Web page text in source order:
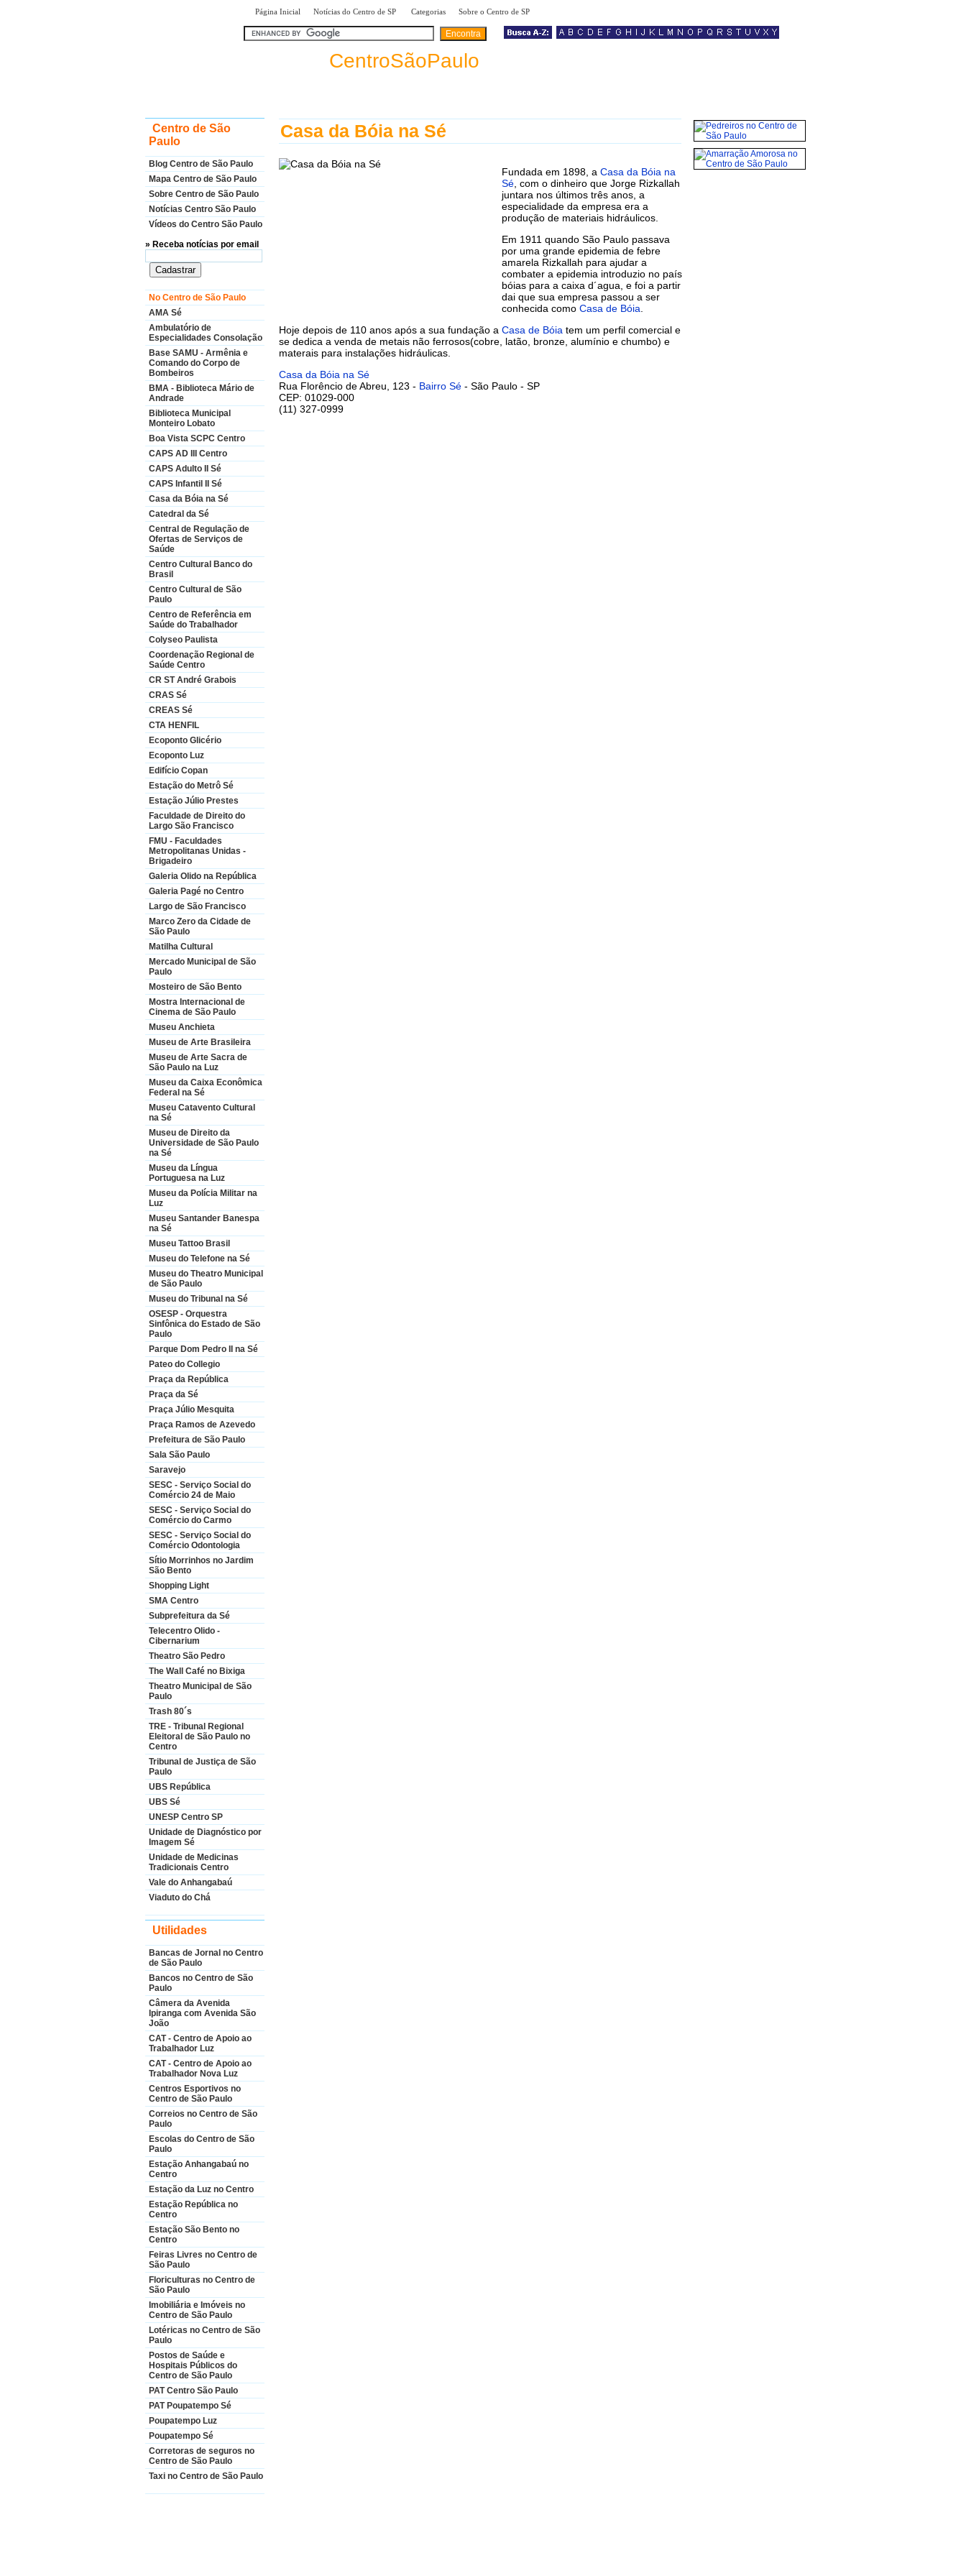
Página Inicial Notícias do Centro de SP Categorias Sobre o Centro de SP
CentroSãoPaulo
Centro de São
Paulo
Blog Centro de São Paulo
Mapa Centro de São Paulo
Sobre Centro de São Paulo
Notícias Centro São Paulo
Vídeos do Centro São Paulo
» Receba notícias por email
No Centro de São Paulo
AMA Sé
Ambulatório de
Especialidades Consolação
Base SAMU - Armênia e
Comando do Corpo de
Bombeiros
BMA - Biblioteca Mário de
Andrade
Biblioteca Municipal
Monteiro Lobato
Boa Vista SCPC Centro
CAPS AD III Centro
CAPS Adulto II Sé
CAPS Infantil II Sé
Casa da Bóia na Sé
Catedral da Sé
Central de Regulação de
Ofertas de Serviços de
Saúde
Centro Cultural Banco do
Brasil
Centro Cultural de São
Paulo
Centro de Referência em
Saúde do Trabalhador
Colyseo Paulista
Coordenação Regional de
Saúde Centro
CR ST André Grabois
CRAS Sé
CREAS Sé
CTA HENFIL
Ecoponto Glicério
Ecoponto Luz
Edifício Copan
Estação do Metrô Sé
Estação Júlio Prestes
Faculdade de Direito do
Largo São Francisco
FMU - Faculdades
Metropolitanas Unidas -
Brigadeiro
Galeria Olido na República
Galeria Pagé no Centro
Largo de São Francisco
Marco Zero da Cidade de
São Paulo
Matilha Cultural
Mercado Municipal de São
Paulo
Mosteiro de São Bento
Mostra Internacional de
Cinema de São Paulo
Museu Anchieta
Museu de Arte Brasileira
Museu de Arte Sacra de
São Paulo na Luz
Museu da Caixa Econômica
Federal na Sé
Museu Catavento Cultural
na Sé
Museu de Direito da
Universidade de São Paulo
na Sé
Museu da Língua
Portuguesa na Luz
Museu da Polícia Militar na
Luz
Museu Santander Banespa
na Sé
Museu Tattoo Brasil
Museu do Telefone na Sé
Museu do Theatro Municipal
de São Paulo
Museu do Tribunal na Sé
OSESP - Orquestra
Sinfônica do Estado de São
Paulo
Parque Dom Pedro II na Sé
Pateo do Collegio
Praça da República
Praça da Sé
Praça Júlio Mesquita
Praça Ramos de Azevedo
Prefeitura de São Paulo
Sala São Paulo
Saravejo
SESC - Serviço Social do
Comércio 24 de Maio
SESC - Serviço Social do
Comércio do Carmo
SESC - Serviço Social do
Comércio Odontologia
Sítio Morrinhos no Jardim
São Bento
Shopping Light
SMA Centro
Subprefeitura da Sé
Telecentro Olido -
Cibernarium
Theatro São Pedro
The Wall Café no Bixiga
Theatro Municipal de São
Paulo
Trash 80´s
TRE - Tribunal Regional
Eleitoral de São Paulo no
Centro
Tribunal de Justiça de São
Paulo
UBS República
UBS Sé
UNESP Centro SP
Unidade de Diagnóstico por
Imagem Sé
Unidade de Medicinas
Tradicionais Centro
Vale do Anhangabaú
Viaduto do Chá
Utilidades
Bancas de Jornal no Centro
de São Paulo
Bancos no Centro de São
Paulo
Câmera da Avenida
Ipiranga com Avenida São
João
CAT - Centro de Apoio ao
Trabalhador Luz
CAT - Centro de Apoio ao
Trabalhador Nova Luz
Centros Esportivos no
Centro de São Paulo
Correios no Centro de São
Paulo
Escolas do Centro de São
Paulo
Estação Anhangabaú no
Centro
Estação da Luz no Centro
Estação República no
Centro
Estação São Bento no
Centro
Feiras Livres no Centro de
São Paulo
Floriculturas no Centro de
São Paulo
Imobiliária e Imóveis no
Centro de São Paulo
Lotéricas no Centro de São
Paulo
Postos de Saúde e
Hospitais Públicos do
Centro de São Paulo
PAT Centro São Paulo
PAT Poupatempo Sé
Poupatempo Luz
Poupatempo Sé
Corretoras de seguros no
Centro de São Paulo
Taxi no Centro de São Paulo
Casa da Bóia na Sé
Fundada em 1898, a Casa da Bóia na
Sé , com o dinheiro que Jorge Rizkallah
juntara nos últimos três anos, a
especialidade da empresa era a
produção de materiais hidráulicos.
Em 1911 quando São Paulo passava
por uma grande epidemia de febre
amarela Rizkallah para ajudar a
combater a epidemia introduzio no país
bóias para a caixa d´agua, e foi a partir
dai que sua empresa passou a ser
conhecida como Casa de Bóia
Hoje depois de 110 anos após a sua fundação a Casa de Bóia tem um perfil comercial e
se dedica a venda de metais não ferrosos(cobre, latão, bronze, alumínio e chumbo) e
materais para instalações hidráulicas.
Casa da Bóia na Sé
Rua Florêncio de Abreu, 123 - Bairro Sé - São Paulo - SP
CEP: 01029-000
(11) 327-0999